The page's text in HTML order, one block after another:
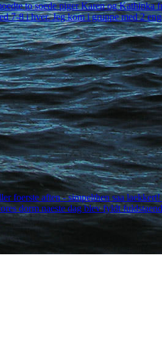
to soede piger Karen og Kathinka
7-8 i hver. Jeg kom i gruppe med 2
foerste aften - simpelthen saa
dorm naeste dag blev fyldt